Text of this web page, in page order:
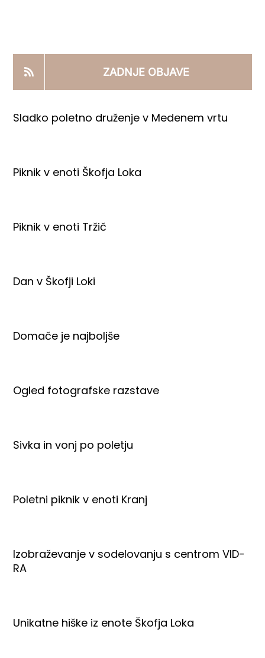
PRODAJNI IZDELKI
AKTUALNO
ZADNJE OBJAVE
Sladko poletno druženje v Medenem vrtu
Piknik v enoti Škofja Loka
Piknik v enoti Tržič
Dan v Škofji Loki
Domače je najboljše
Ogled fotografske razstave
Sivka in vonj po poletju
Poletni piknik v enoti Kranj
Izobraževanje v sodelovanju s centrom VID-
RA
Unikatne hiške iz enote Škofja Loka